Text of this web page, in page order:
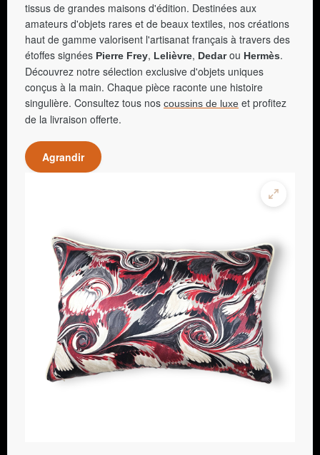
tissus de grandes maisons d'édition. Destinées aux
amateurs d'objets rares et de beaux textiles, nos créations
haut de gamme valorisent l'artisanat français à travers des
étoffes signées Pierre Frey, Lelièvre, Dedarou Hermès.
Découvrez notre sélection exclusive d'objets uniques
conçus à la main. Chaque pièce raconte une histoire
singulière. Consultez tous nos coussins de luxe et profitez
de la livraison offerte.
Agrandir